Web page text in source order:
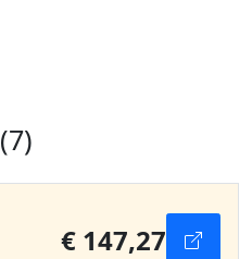
(7)
€ 147,27